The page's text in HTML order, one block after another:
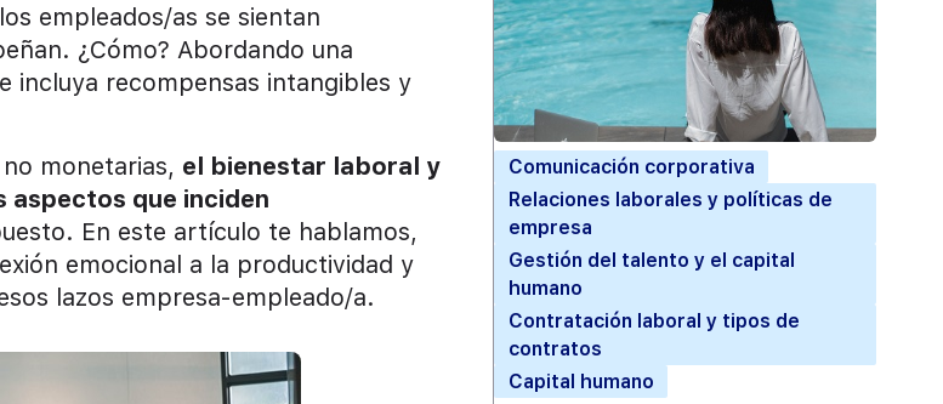
empleados/as se sientan
¿Cómo? Abordando una
incluya recompensas intangibles y
monetarias, el bienestar laboral y
aspectos que inciden
En este artículo te hablamos,
emocional a la productividad y
lazos empresa-empleado/a.
Comunicación corporativa
Relaciones laborales y políticas de
empresa
Gestión del talento y el capital
humano
Contratación laboral y tipos de
contratos
Capital humano